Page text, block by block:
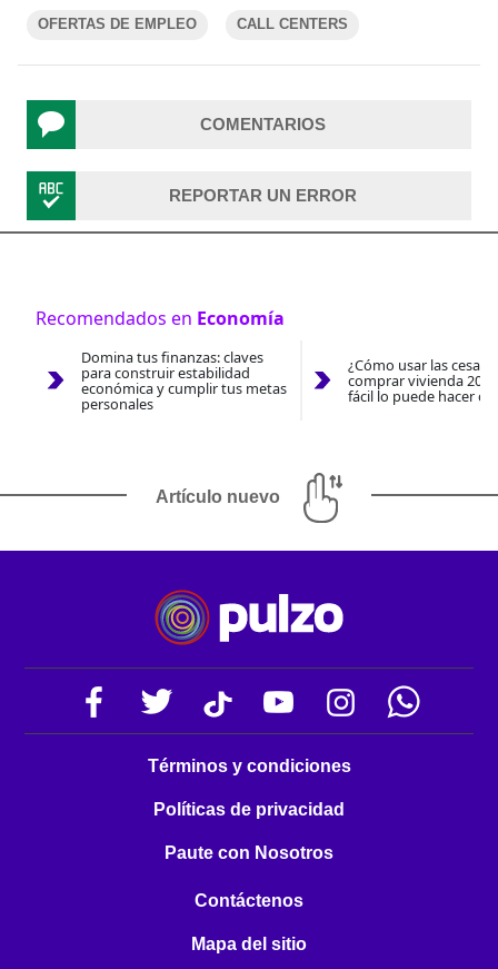
OFERTAS DE EMPLEO CALL CENTERS
COMENTARIOS
REPORTAR UN ERROR
Recomendados en Economía
Domina tus finanzas: claves
para construir estabilidad
económica y cumplir tus metas
personales
¿Cómo usar las
comprar vivienda
fácil lo puede hacer
Artículo nuevo
Términos y condiciones
Políticas de privacidad
Paute con Nosotros
Contáctenos
Mapa del sitio